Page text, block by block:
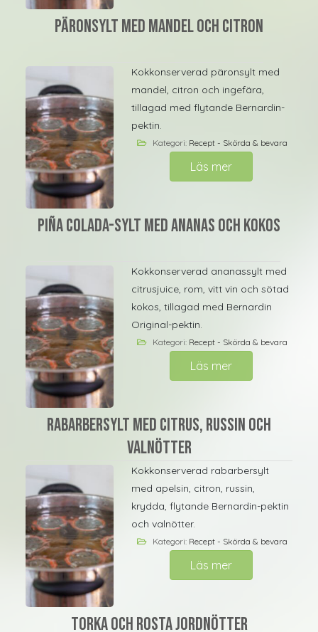
Päronsylt med mandel och citron
Kokkonserverad päronsylt med
mandel, citron och ingefära,
tillagad med flytande Bernardin-
pektin.
Kategori: Recept - Skörda & bevara
Läs mer
Piña colada-sylt med ananas och kokos
Kokkonserverad ananassylt med
citrusjuice, rom, vitt vin och sötad
kokos, tillagad med Bernardin
Original-pektin.
Kategori: Recept - Skörda & bevara
Läs mer
Rabarbersylt med citrus, russin och
valnötter
Kokkonserverad rabarbersylt
med apelsin, citron, russin,
krydda, flytande Bernardin-pektin
och valnötter.
Kategori: Recept - Skörda & bevara
Läs mer
Torka och rosta jordnötter